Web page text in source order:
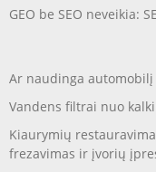
GEO be SEO neveikia:
Ar naudinga
Vandens filtrai nuo
Kiaurymių
frezavimas ir įvorių